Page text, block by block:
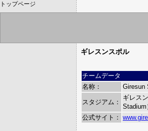
トップページ
ギレスンスポル
チームデータ
名称：
Giresun
スタジアム：
ギレス
Stadium
公式サイト：